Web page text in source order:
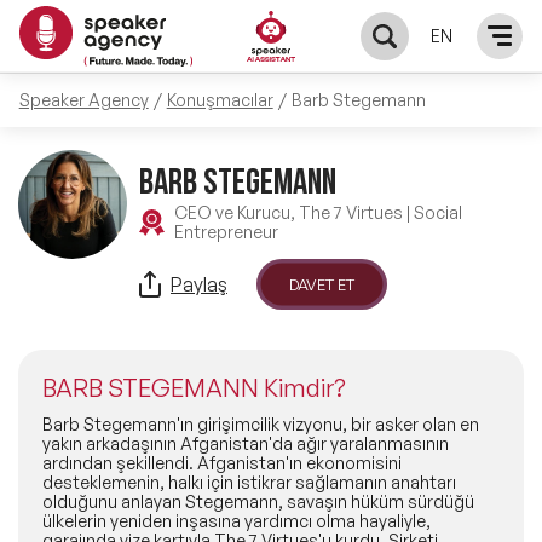
EN
KONUŞMACILAR
Yerel Konuşmacılar
Global Konuşmacılar
Exclusive Konuşmacılar
Tüm Konuşmacılar
KONULAR
Öne Çıkan Konular
Ünlü Konuşmacılar
İlham Veren Konuşmacılar
İlham Veren Kadın Konuşmacılar
ÇÖZÜMLER
Master Class Workshop
Akış Sunumu & Moderasyon
HAKKIMIZDA
Biz Kimiz?
BLOG
Speaker Agency Konuşmacılar Barb Stegemann
BARB STEGEMANN
CEO ve Kurucu, The 7 Virtues | Social
Entrepreneur
Paylaş DAVET ET
BARB STEGEMANN Kimdir?
Barb Stegemann'ın girişimcilik vizyonu, bir asker olan en
yakın arkadaşının Afganistan'da ağır yaralanmasının
ardından şekillendi. Afganistan'ın ekonomisini
desteklemenin, halkı için istikrar sağlamanın anahtarı
olduğunu anlayan Stegemann, savaşın hüküm sürdüğü
ülkelerin yeniden inşasına yardımcı olma hayaliyle,